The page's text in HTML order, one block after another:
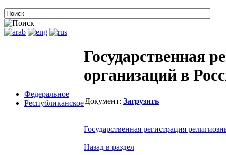
Федеральное
Республиканское
Государственная
организаций в
Документ: Загрузить
Государственная регистрация
Назад в раздел